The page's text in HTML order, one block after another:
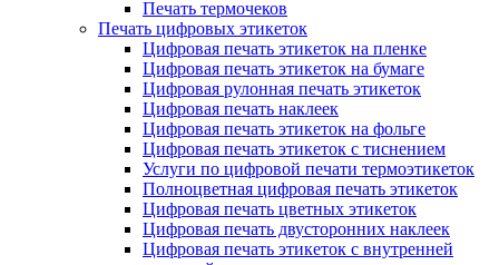
Печать термочеков
Печать цифровых этикеток
Цифровая печать этикеток на пленке
Цифровая печать этикеток на бумаге
Цифровая рулонная печать этикеток
Цифровая печать наклеек
Цифровая печать этикеток на фольге
Цифровая печать этикеток с тиснением
Услуги по цифровой печати термоэтикеток
Полноцветная цифровая печать этикеток
Цифровая печать цветных этикеток
Цифровая печать двусторонних наклеек
Цифровая печать этикеток с внутренней